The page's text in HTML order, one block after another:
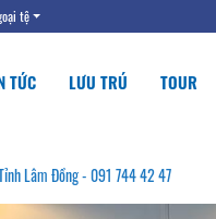
tệ
TỨC LƯU TRÚ TOUR
Lâm Đồng - 091 744 42 47